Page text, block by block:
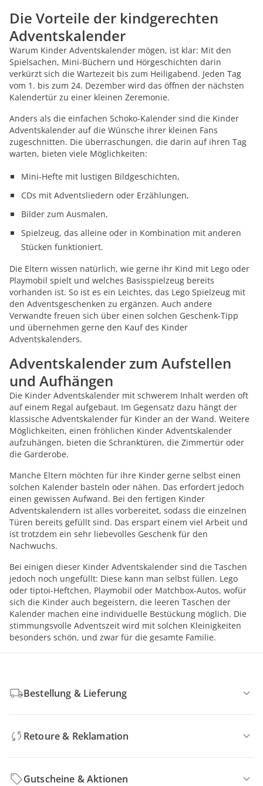
Die Vorteile der kindgerechten
Adventskalender
Warum Kinder Adventskalender mögen, ist klar: Mit den
Spielsachen, Mini-Büchern und Hörgeschichten darin
verkürzt sich die Wartezeit bis zum Heiligabend. Jeden Tag
vom 1. bis zum 24. Dezember wird das öffnen der nächsten
Kalendertür zu einer kleinen Zeremonie.
Anders als die einfachen Schoko-Kalender sind die Kinder
Adventskalender auf die Wünsche ihrer kleinen Fans
zugeschnitten. Die überraschungen, die darin auf ihren Tag
warten, bieten viele Möglichkeiten:
Mini-Hefte mit lustigen Bildgeschichten,
CDs mit Adventsliedern oder Erzählungen,
Bilder zum Ausmalen,
Spielzeug, das alleine oder in Kombination mit anderen
Stücken funktioniert.
Die Eltern wissen natürlich, wie gerne ihr Kind mit Lego oder
Playmobil spielt und welches Basisspielzeug bereits
vorhanden ist. So ist es ein Leichtes, das Lego Spielzeug mit
den Adventsgeschenken zu ergänzen. Auch andere
Verwandte freuen sich über einen solchen Geschenk-Tipp
und übernehmen gerne den Kauf des Kinder
Adventskalenders.
Adventskalender zum Aufstellen
und Aufhängen
Die Kinder Adventskalender mit schwerem Inhalt werden oft
auf einem Regal aufgebaut. Im Gegensatz dazu hängt der
klassische Adventskalender für Kinder an der Wand. Weitere
Möglichkeiten, einen fröhlichen Kinder Adventskalender
aufzuhängen, bieten die Schranktüren, die Zimmertür oder
die Garderobe.
Manche Eltern möchten für ihre Kinder gerne selbst einen
solchen Kalender basteln oder nähen. Das erfordert jedoch
einen gewissen Aufwand. Bei den fertigen Kinder
Adventskalendern ist alles vorbereitet, sodass die einzelnen
Türen bereits gefüllt sind. Das erspart einem viel Arbeit und
ist trotzdem ein sehr liebevolles Geschenk für den
Nachwuchs.
Bei einigen dieser Kinder Adventskalender sind die Taschen
jedoch noch ungefüllt: Diese kann man selbst füllen. Lego
oder tiptoi-Heftchen, Playmobil oder Matchbox-Autos, wofür
sich die Kinder auch begeistern, die leeren Taschen der
Kalender machen eine individuelle Bestückung möglich. Die
stimmungsvolle Adventszeit wird mit solchen Kleinigkeiten
besonders schön, und zwar für die gesamte Familie.
Bestellung & Lieferung
Retoure & Reklamation
Gutscheine & Aktionen